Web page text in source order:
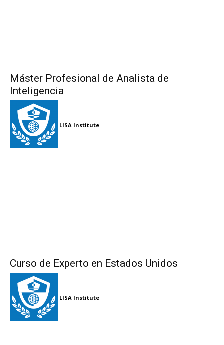
Máster Profesional de Analista de
Inteligencia
LISA Institute
Curso de Experto en Estados Unidos
LISA Institute